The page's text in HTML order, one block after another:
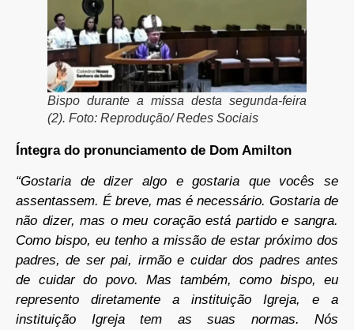
Bispo durante a missa desta segunda-feira
(2). Foto: Reprodução/ Redes Sociais
Íntegra do pronunciamento de Dom Amilton
“Gostaria de dizer algo e gostaria que vocês se
assentassem. É breve, mas é necessário. Gostaria de
não dizer, mas o meu coração está partido e sangra.
Como bispo, eu tenho a missão de estar próximo dos
padres, de ser pai, irmão e cuidar dos padres antes
de cuidar do povo. Mas também, como bispo, eu
represento diretamente a instituição Igreja, e a
instituição Igreja tem as suas normas. Nós